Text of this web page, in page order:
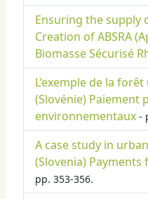
Ensuring the supply
Creation of ABSRA
Biomasse Sécurisé
L’exemple de la
(Slovénie) Paiement
environnementaux -
A case study in
(Slovenia)
pp. 353-356.